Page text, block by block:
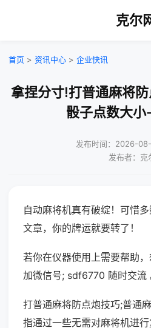
克尔
首页 > 资讯中心 > 企业快讯
拿捏分寸!打普通麻将
骰子点数大
发布时间：2026-
发布者：克
自动麻将机真有破绽！可惜
文章，你的牌运就要转了！
若你在仪器使用上需要帮助
加微信号; sdf6770 随时交流
打普通麻将防点炮技巧;普通
指通过一些无需对麻将机进